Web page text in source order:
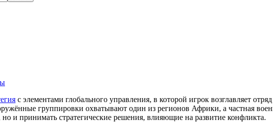
с элементами глобального управления, в которой игрок возглавляет
группировки охватывают один из регионов Африки, а частная
но и принимать стратегические решения, влияющие на развитие конфликта.